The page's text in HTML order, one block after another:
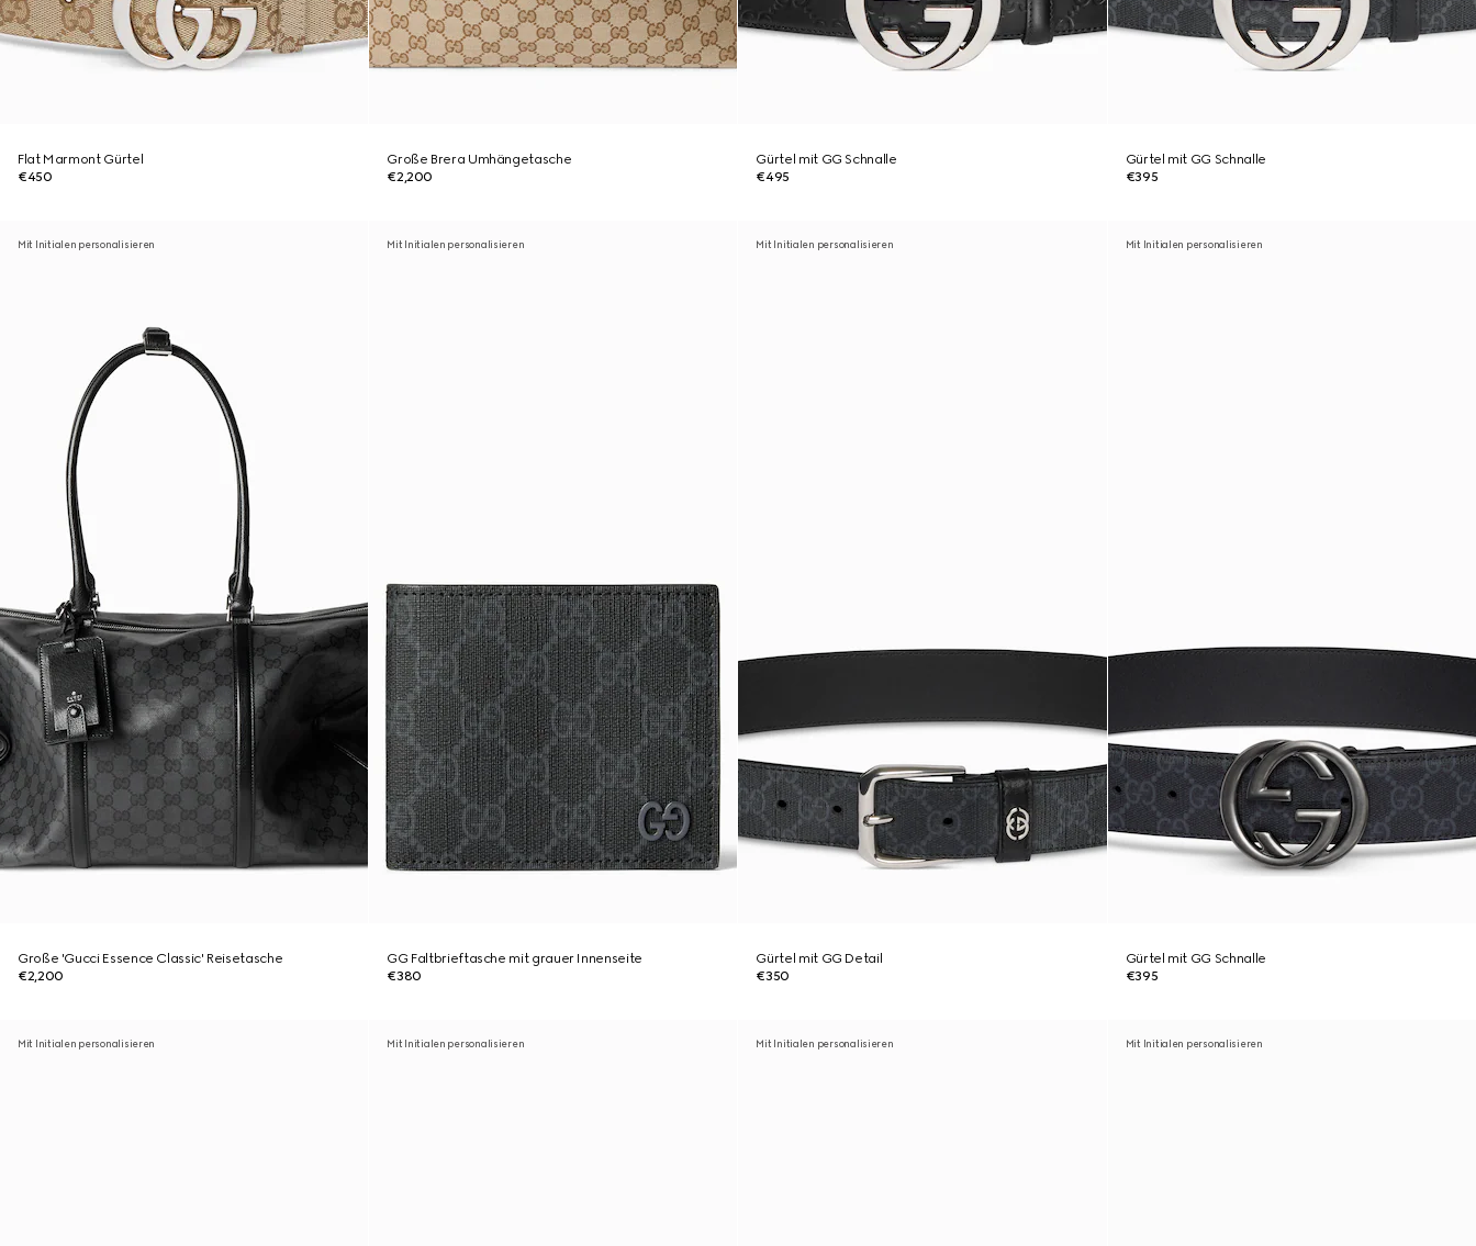
Flat Marmont Gürtel
€450
Große Brera Umhängetasche
€2,200
Gürtel mit GG Schnalle
€495
Gürtel mit GG Schnalle
€395
Mit Initialen personalisieren
Große 'Gucci Essence Classic' Reisetasche
€2,200
Mit Initialen personalisieren
GG Faltbrieftasche mit grauer Innenseite
€380
Mit Initialen personalisieren
Gürtel mit GG Detail
€350
Mit Initialen personalisieren
Gürtel mit GG Schnalle
€395
Mit Initialen personalisieren Mit Initialen personalisieren Mit Initialen personalisieren Mit Initialen personalisieren